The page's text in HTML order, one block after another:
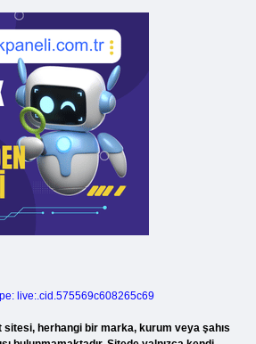
live:.cid.575569c608265c69
sitesi, herhangi bir marka, kurum veya şahıs